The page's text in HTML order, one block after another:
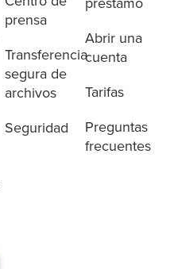
prensa
Transferencia
segura de
archivos
Seguridad
Abrir una
cuenta
Tarifas
Preguntas
frecuentes